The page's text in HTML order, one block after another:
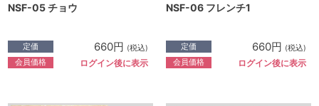
NSF-05 チョウ
定価 660円 (税込)
会員価格 ログイン後に表示
NSF-06 フレンチ1
定価 660円 (税込)
会員価格 ログイン後に表示